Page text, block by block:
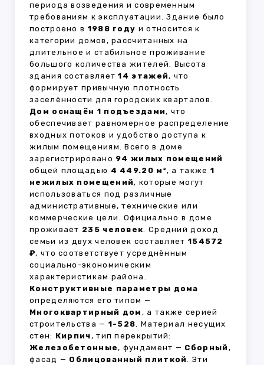
периода возведения и современным
требованиям к эксплуатации. Здание было
построено в 1988 году и относится к
категории домов, рассчитанных на
длительное и стабильное проживание
большого количества жителей. Высота
здания составляет14 этажей, что
формирует привычную плотность
заселённости для городских кварталов.
Дом оснащён 1 подъездами, что
обеспечивает равномерное распределение
входных потоков и удобство доступа к
жилым помещениям. Всего в доме
зарегистрировано 94 жилых помещений
общей площадью 4 449.20 м², а также 1
нежилых помещений, которые могут
использоваться под различные
административные, технические или
коммерческие цели. Официально в доме
проживает 235 человек. Средний доход
семьи из двух человек составляет 154572
₽, что соответствует усреднённым
социально-экономическим
характеристикам района.
Конструктивные параметры дома
определяются его типом —
Многоквартирный дом , а также серией
строительства — 1-528. Материал несущих
стен: Кирпич, тип перекрытий:
Железобетонные, фундамент — Сборный ,
фасад — Облицованный плиткой. Эти